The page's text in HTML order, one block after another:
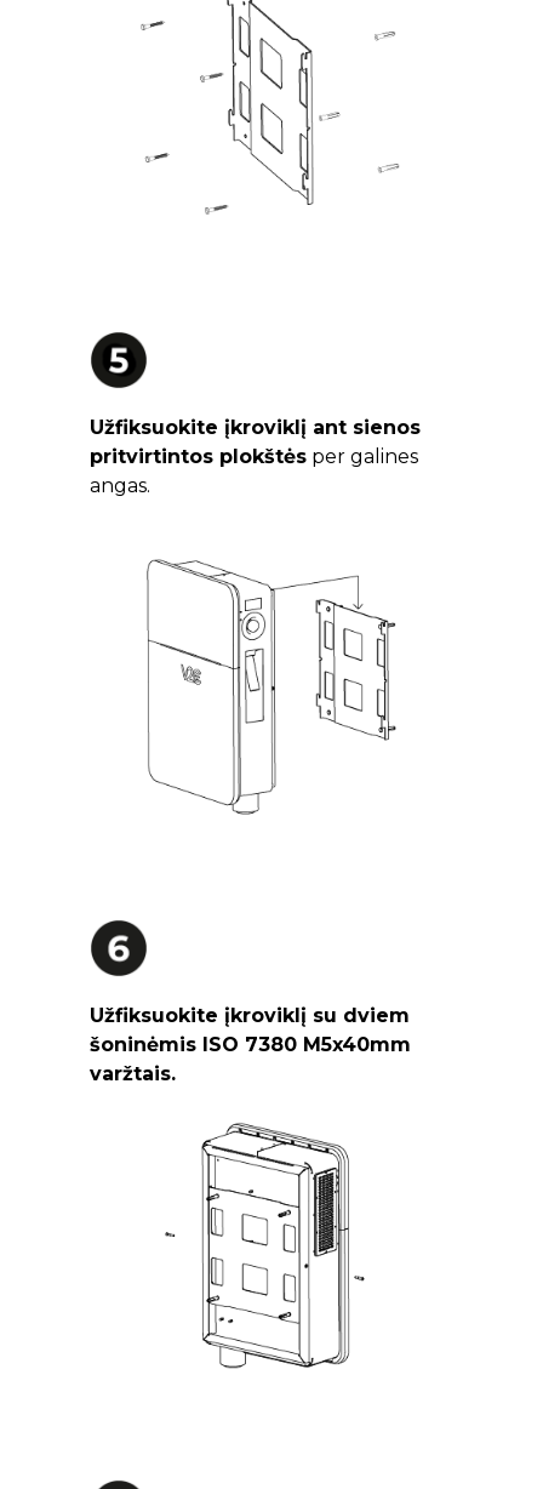
Užfiksuokite įkroviklį ant sienos
pritvirtintos plokštės per galines
angas.
Užfiksuokite įkroviklį su dviem
šoninėmis ISO 7380 M5x40mm
varžtais.